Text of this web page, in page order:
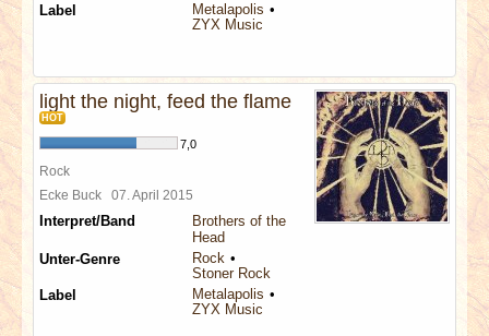
Label
Metalapolis
ZYX Music
light the night, feed the flame
HOT
7,0
Rock
Ecke Buck 07. April 2015
Interpret/Band
Brothers of the
Head
Unter-Genre
Rock
Stoner Rock
Label
Metalapolis
ZYX Music